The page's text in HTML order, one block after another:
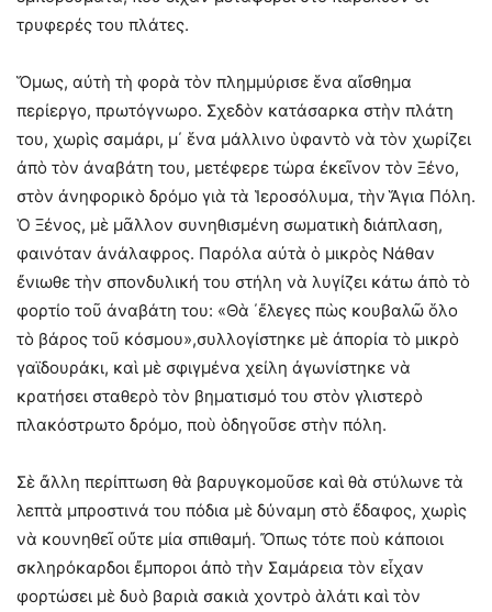
τρυφερές του πλάτες.
Ὅμως, αὐτὴ τὴ φορὰ τὸν πλημμύρισε ἕνα αἴσθημα
περίεργο, πρωτόγνωρο. Σχεδὸν κατάσαρκα στὴν πλάτη
του, χωρὶς σαμάρι, μ΄ ἕνα μάλλινο ὑφαντὸ νὰ τὸν χωρίζει
ἀπὸ τὸν ἀναβάτη του, μετέφερε τώρα ἐκεῖνον τὸν Ξένο,
στὸν ἀνηφορικὸ δρόμο γιὰ τὰ Ἱεροσόλυμα, τὴν Ἅγια Πόλη.
Ὁ Ξένος, μὲ μᾶλλον συνηθισμένη σωματικὴ διάπλαση,
φαινόταν ἀνάλαφρος. Παρόλα αὐτὰ ὁ μικρὸς Νάθαν
ἔνιωθε τὴν σπονδυλική του στήλη νὰ λυγίζει κάτω ἀπὸ τὸ
φορτίο τοῦ ἀναβάτη του: «Θὰ ΄ἔλεγες πὼς κουβαλῶ ὅλο
τὸ βάρος τοῦ κόσμου»,συλλογίστηκε μὲ ἀπορία τὸ μικρὸ
γαϊδουράκι, καὶ μὲ σφιγμένα χείλη ἀγωνίστηκε νὰ
κρατήσει σταθερὸ τὸν βηματισμό του στὸν γλιστερὸ
πλακόστρωτο δρόμο, ποὺ ὁδηγοῦσε στὴν πόλη.
Σὲ ἄλλη περίπτωση θὰ βαρυγκομοῦσε καὶ θὰ στύλωνε τὰ
λεπτὰ μπροστινά του πόδια μὲ δύναμη στὸ ἔδαφος, χωρὶς
νὰ κουνηθεῖ οὔτε μία σπιθαμή. Ὄπως τότε ποὺ κάποιοι
σκληρόκαρδοι ἔμποροι ἀπὸ τὴν Σαμάρεια τὸν εἶχαν
φορτώσει μὲ δυὸ βαριὰ σακιὰ χοντρὸ ἁλάτι καὶ τὸν